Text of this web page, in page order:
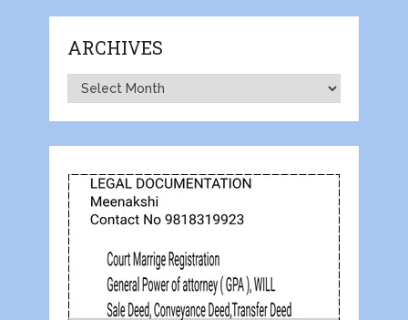
ARCHIVES
Archives